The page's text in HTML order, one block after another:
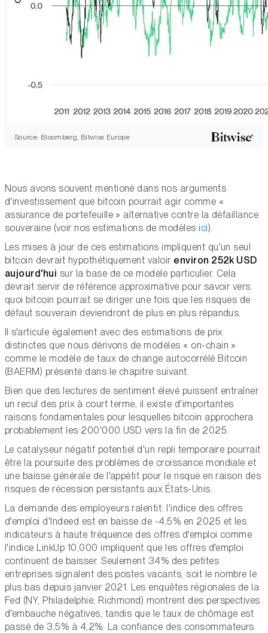
Source: Bloomberg, Bitwise Europe
Nous avons souvent mentioné dans nos arguments
d'investissement que bitcoin pourrait agir comme «
assurance de portefeuille » alternative contre la défaillance
souveraine (voir nos estimations de modèlesici).
Les mises à jour de ces estimations impliquent qu'un seul
bitcoin devrait hypothétiquement valoir environ 252k USD
aujourd'hui sur la base de ce modèle particulier. Cela
devrait servir de référence approximative pour savoir vers
quoi bitcoin pourrait se diriger une fois que les risques de
défaut souverain deviendront de plus en plus répandus.
Il s'articule également avec des estimations de prix
distinctes que nous dérivons de modèles « on-chain »
comme le modèle de taux de change autocorrélé Bitcoin
(BAERM) présenté dans le chapitre suivant.
Bien que des lectures de sentiment élevé puissent entraîner
un recul des prix à court terme, il existe d'importantes
raisons fondamentales pour lesquelles bitcoin approchera
probablement les 200'000 USD vers la fin de 2025.
Le catalyseur négatif potentiel d'un repli temporaire pourrait
être la poursuite des problèmes de croissance mondiale et
une baisse générale de l'appétit pour le risque en raison des
risques de récession persistants aux États-Unis.
La demande des employeurs ralentit: l'indice des offres
d'emploi d'Indeed est en baisse de -4,5% en 2025 et les
indicateurs à haute fréquence des offres d'emploi comme
l'indice LinkUp 10,000 impliquent que les offres d'emploi
continuent de baisser. Seulement 34% des petites
entreprises signalent des postes vacants, soit le nombre le
plus bas depuis janvier 2021. Les enquêtes régionales de la
Fed (NY, Philadelphie, Richmond) montrent des perspectives
d'embauche négatives, tandis que le taux de chômage est
passé de 3,5% à 4,2%. La confiance des consommateurs